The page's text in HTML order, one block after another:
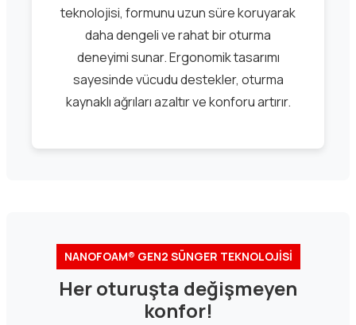
teknolojisi, formunu uzun süre koruyarak
daha dengeli ve rahat bir oturma
deneyimi sunar. Ergonomik tasarımı
sayesinde vücudu destekler, oturma
kaynaklı ağrıları azaltır ve konforu artırır.
NANOFOAM® GEN2 SÜNGER TEKNOLOJİSİ
Her oturuşta değişmeyen
konfor!